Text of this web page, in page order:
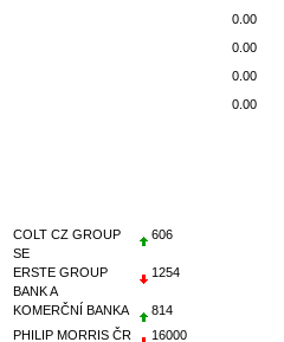
0.00
0.00
0.00
0.00
COLT CZ GROUP
SE
606
ERSTE GROUP
BANK A
1254
KOMERČNÍ BANKA
814
PHILIP MORRIS ČR 16000